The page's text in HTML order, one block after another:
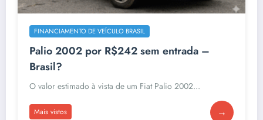
FINANCIAMENTO DE VEÍCULO BRASIL
Palio 2002 por R$242 sem entrada –
Brasil?
O valor estimado à vista de um Fiat Palio 2002...
Mais vistos →